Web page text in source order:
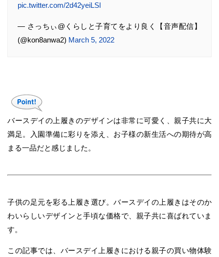
pic.twitter.com/2d42yeiLSl
— さっちぃ@くらしと子育てをより良く【音声配信】
(@kon8anwa2) March 5, 2022
バースデイの上履きのデザインは非常に可愛く、親子共に大
満足。入園準備に彩りを添え、お子様の新生活への期待が高
まる一品だと感じました。
子供の足元を彩る上履き選び。バースデイの上履きはそのか
わいらしいデザインと手頃な価格で、親子共に喜ばれていま
す。
この記事では、バースデイ上履きにおける親子の買い物体験